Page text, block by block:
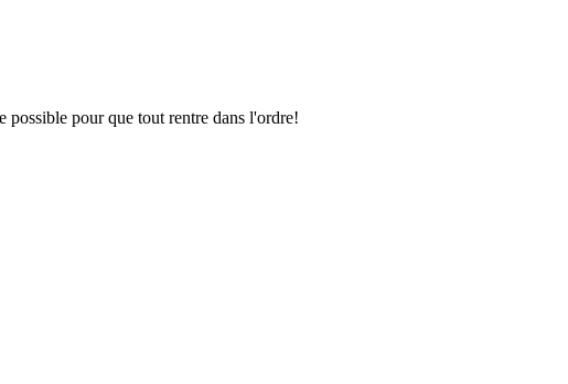
possible pour que tout rentre dans l'ordre!